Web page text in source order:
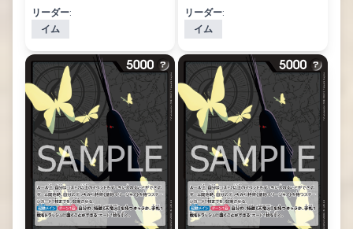
リーダー:
イム
リーダー:
イム